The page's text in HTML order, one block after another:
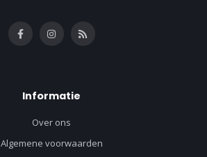
Informatie
Over ons
Algemene voorwaarden